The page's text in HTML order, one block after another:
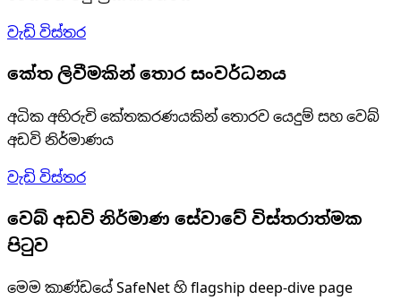
වැඩි විස්තර
කේත ලිවීමකින් තොර සංවර්ධනය
අධික අභිරුචි කේතකරණයකින් තොරව යෙදුම් සහ වෙබ්
අඩවි නිර්මාණය
වැඩි විස්තර
වෙබ් අඩවි නිර්මාණ සේවාවේ විස්තරාත්මක
පිටුව
මෙම කාණ්ඩයේ SafeNet හි flagship deep-dive page